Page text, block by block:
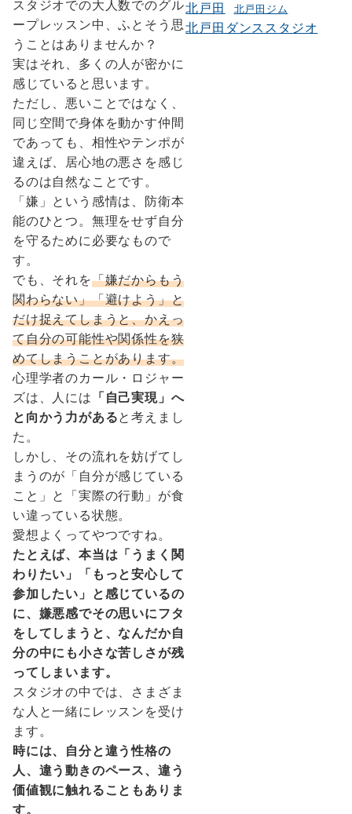
スタジオでの大人数でのグル
ープレッスン中、ふとそう思
うことはありませんか？
実はそれ、多くの人が密かに
感じていると思います。
ただし、悪いことではなく、
同じ空間で身体を動かす仲間
であっても、相性やテンポが
違えば、居心地の悪さを感じ
るのは自然なことです。
「嫌」という感情は、防衛本
能のひとつ。無理をせず自分
を守るために必要なもので
す。
でも、それを「嫌だからもう
関わらない」「避けよう」と
だけ捉えてしまうと、かえっ
て自分の可能性や関係性を狭
めてしまうことがあります。
心理学者のカール・ロジャー
ズは、人には 「自己実現」へ
と向かう力があると考えまし
た。
しかし、その流れを妨げてし
まうのが「自分が感じている
こと」と「実際の行動」が食
い違っている状態。
愛想よくってやつですね。
たとえば、本当は「うまく関
わりたい」「もっと安心して
参加したい」と感じているの
に、嫌悪感でその思いにフタ
をしてしまうと、なんだか自
分の中にも小さな苦しさが残
ってしまいます。
スタジオの中では、さまざま
な人と一緒にレッスンを受け
ます。
時には、自分と違う性格の
人、違う動きのペース、違う
価値観に触れることもありま
す。
北戸田 北戸田ジム
北戸田ダンススタジオ